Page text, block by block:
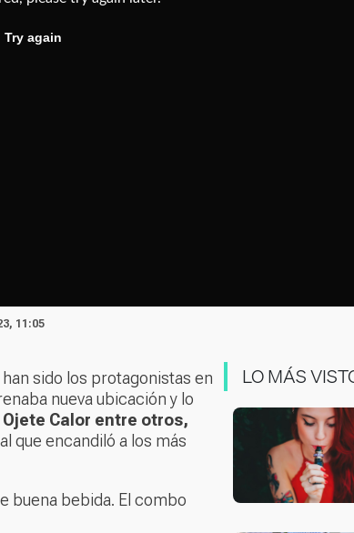
11:05
sido los protagonistas en
nueva ubicación y lo
Calor entre otros,
que encandiló a los más
buena bebida. El combo
LO MÁS